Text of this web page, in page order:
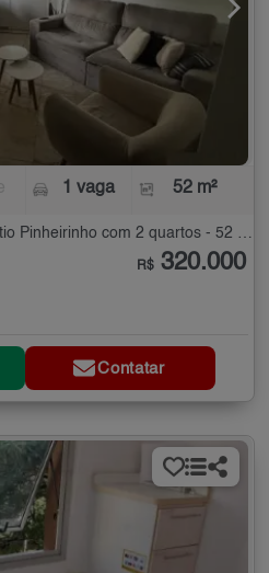
1 vaga 52 m²
Apartamento à Venda no Sítio Pinheirinho com 2 quartos - 52 m²
R$ 320.000
Contatar